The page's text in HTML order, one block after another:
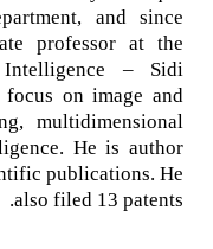
and since
professor at the
– Sidi
on image and
multidimensional
He is author
publications. He
also filed 13 patents.